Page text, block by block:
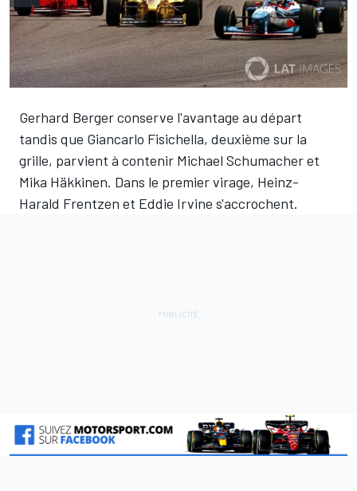
Gerhard Berger conserve l'avantage au départ
tandis que Giancarlo Fisichella, deuxième sur la
grille, parvient à contenir Michael Schumacher et
Mika Häkkinen. Dans le premier virage, Heinz-
Harald Frentzen et Eddie Irvine s'accrochent.